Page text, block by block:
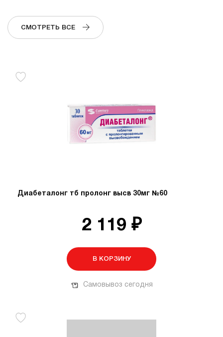
СМОТРЕТЬ ВСЕ
Диабеталонг тб пролонг высв 30мг №60
2 119 ₽
В КОРЗИНУ
Самовывоз сегодня